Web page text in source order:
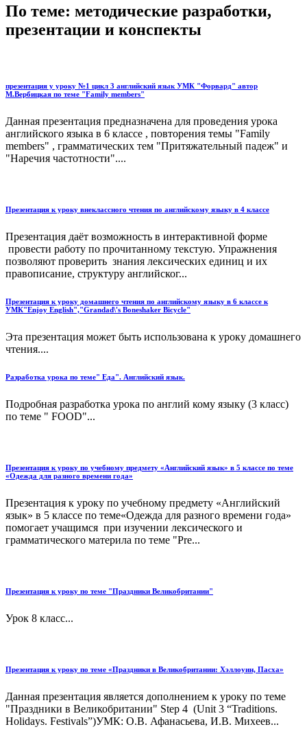
По теме: методические разработки,
презентации и конспекты
презентация у уроку №1 цикл 3 английский язык УМК "Форвард" автор
М.Вербицкая по теме "Family members"
Данная презентация предназначена для проведения урока
английского языка в 6 классе , повторения темы "Family
members" , грамматических тем "Притяжательный падеж" и
"Наречия частотности"....
Презентация к уроку внеклассного чтения по английскому языку в 4 классе
Презентация даёт возможность в интерактивной форме
провести работу по прочитанному текстую. Упражнения
позволяют проверить знания лексических единиц и их
правописание, структуру английског...
Презентация к уроку домашнего чтения по английскому языку в 6 классе к
УМК"Enjoy English","Grandad\'s Boneshaker Bicycle"
Эта презентация может быть использована к уроку домашнего
чтения....
Разработка урока по теме" Еда". Английский язык.
Подробная разработка урока по англий кому языку (3 класс)
по теме " FOOD"...
Презентация к уроку по учебному предмету «Английский язык» в 5 классе по теме
«Одежда для разного времени года»
Презентация к уроку по учебному предмету «Английский
язык» в 5 классе по теме«Одежда для разного времени года»
помогает учащимся при изучении лексического и
грамматического материла по теме "Pre...
Презентация к уроку по теме "Праздники Великобритании"
Урок 8 класс...
Презентация к уроку по теме «Праздники в Великобритании: Хэллоуин, Пасха»
Данная презентация является дополнением к уроку по теме
"Праздники в Великобритании" Step 4 (Unit 3 “Traditions.
Holidays. Festivals”)УМК: О.В. Афанасьева, И.В. Михеев...